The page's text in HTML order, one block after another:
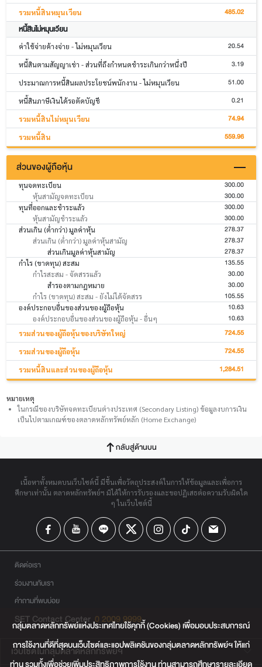
รวมหนี้สินหมุนเวียน 485.02
หนี้สินไม่หมุนเวียน
ค่าใช้จ่ายค้างจ่าย - ไม่หมุนเวียน 20.54
หนี้สินตามสัญญาเช่า - ส่วนที่ถึงกำหนดชำระเกินกว่าหนึ่งปี 3.19
ประมาณการหนี้สินผลประโยชน์พนักงาน - ไม่หมุนเวียน 51.00
หนี้สินภาษีเงินได้รอตัดบัญชี 0.21
รวมหนี้สินไม่หมุนเวียน 74.94
รวมหนี้สิน 559.96
ส่วนของผู้ถือหุ้น
ทุนจดทะเบียน 300.00
หุ้นสามัญจดทะเบียน 300.00
ทุนที่ออกและชำระแล้ว 300.00
หุ้นสามัญชำระแล้ว 300.00
ส่วนเกิน (ต่ำกว่า) มูลค่าหุ้น 278.37
ส่วนเกิน (ต่ำกว่า) มูลค่าหุ้นสามัญ 278.37
ส่วนเกินมูลค่าหุ้นสามัญ 278.37
กำไร (ขาดทุน) สะสม 135.55
กำไรสะสม - จัดสรรแล้ว 30.00
สำรองตามกฎหมาย 30.00
กำไร (ขาดทุน) สะสม - ยังไม่ได้จัดสรร 105.55
องค์ประกอบอื่นของส่วนของผู้ถือหุ้น 10.63
องค์ประกอบอื่นของส่วนของผู้ถือหุ้น - อื่นๆ 10.63
รวมส่วนของผู้ถือหุ้นของบริษัทใหญ่ 724.55
รวมส่วนของผู้ถือหุ้น 724.55
รวมหนี้สินและส่วนของผู้ถือหุ้น 1,284.51
หมายเหตุ
ในกรณีของบริษัทจดทะเบียนต่างประเทศ (Secondary Listing) ข้อมูลงบการเงิน
เป็นไปตามเกณฑ์ของตลาดหลักทรัพย์หลัก (Home Exchange)
กลับสู่ด้านบน
เนื้อหาทั้งหมดบนเว็บไซต์นี้ มีขึ้นเพื่อวัตถุประสงค์ในการให้ข้อมูลและเพื่อการ
ศึกษาเท่านั้น ตลาดหลักทรัพย์ฯ มิได้ให้การรับรองและขอปฏิเสธต่อความรับผิดใด
ๆ ในเว็บไซต์นี้
ติดต่อเรา
ร่วมงานกับเรา
คำถามที่พบบ่อย
SET Contact Center 0 2009 9999
เว็บไซต์ในกลุ่มตลาดหลักทรัพย์ฯ
กลุ่มตลาดหลักทรัพย์แห่งประเทศไทยใช้คุกกี้ (Cookies) เพื่อมอบประสบการณ์
การใช้งานที่ดีที่สุดบนเว็บไซต์และแอปพลิเคชันของกลุ่มตลาดหลักทรัพย์ฯ ให้แก่